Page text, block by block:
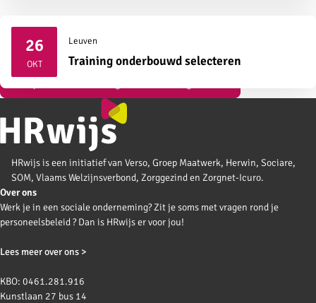
26
OKT2026
Leuven
Training onderbouwd selecteren
HRwijs is een initiatief van Verso, Groep Maatwerk, Herwin, Sociare,
SOM, Vlaams Welzijnsverbond, Zorggezind en Zorgnet-Icuro.
Over ons
Werk je in een sociale onderneming? Zit je soms met vragen rond je
personeelsbeleid ? Dan is HRwijs er voor jou!
Lees meer over ons >
KBO: 0461.281.916
Kunstlaan 27 bus 14